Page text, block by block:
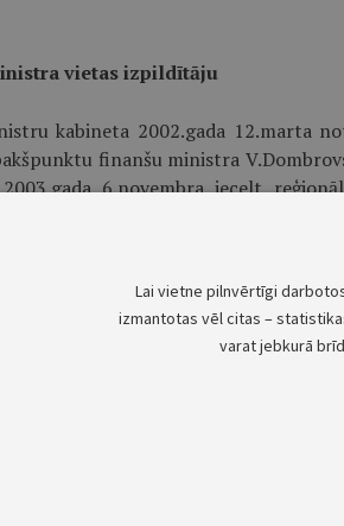
vietas izpildītāju
kabineta 2002.gada 12.marta
finanšu ministra
6.novembra iecelt
Lai vietne pilnvērtīgi
izmantotas vēl citas –
varat jebkurā